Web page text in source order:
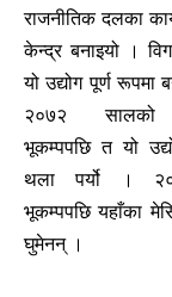
राजनीतिक दलका
केन्द्र बनाइयो ।
यो उद्योग पूर्ण रूपमा
२०७२ सालको
भूकम्पपछि त यो
थला पर्यो ।
भूकम्पपछि यहाँका
घुमेनन् ।